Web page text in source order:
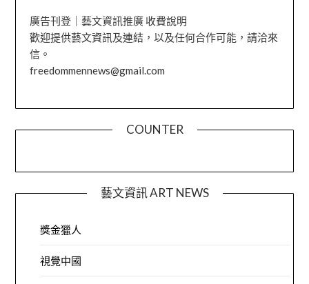
廣告刊登｜藝文資訊推廣 收費說明
歡迎提供藝文資訊及連結，以及任何合作可能，請洽來
信。
freedommennews@gmail.com
COUNTER
藝文資訊 ART NEWS
獎金獵人
視覺中國